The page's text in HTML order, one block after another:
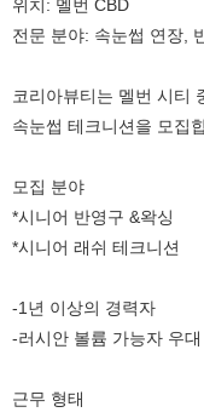
위치: 멜번 CBD
전문 분야: 속눈썹 연장,
코리아뷰티는 멜번 시티
속눈썹 테크니션을 모집
모집 분야
*시니어 반영구 &왁싱
*시니어 래쉬 테크니션
-1년 이상의 경력자
-러시안 볼륨 가능자 우대
근무 형태